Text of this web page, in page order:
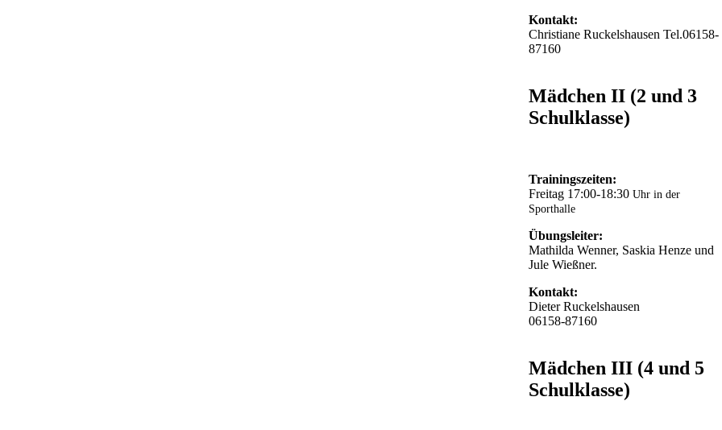
Kontakt:
Christiane Ruckelshausen Tel.06158-
87160
Mädchen II (2 und 3
Schulklasse)
Trainingszeiten:
Freitag 17:00-18:30 Uhr in der
Sporthalle
Übungsleiter:
Mathilda Wenner, Saskia Henze und
Jule Wießner.
Kontakt:
Dieter Ruckelshausen
06158-87160
Mädchen III (4 und 5
Schulklasse)